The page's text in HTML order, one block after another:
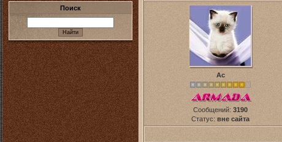
Поиск
Ас
Сообщений: 3190
Статус: вне сайта